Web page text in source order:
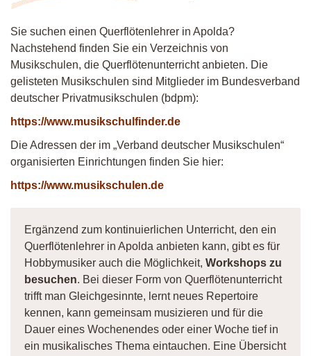
Sie suchen einen Querflötenlehrer in Apolda?
Nachstehend finden Sie ein Verzeichnis von
Musikschulen, die Querflötenunterricht anbieten. Die
gelisteten Musikschulen sind Mitglieder im Bundesverband
deutscher Privatmusikschulen (bdpm):
https://www.musikschulfinder.de
Die Adressen der im „Verband deutscher Musikschulen“
organisierten Einrichtungen finden Sie hier:
https://www.musikschulen.de
Ergänzend zum kontinuierlichen Unterricht, den ein
Querflötenlehrer in Apolda anbieten kann, gibt es für
Hobbymusiker auch die Möglichkeit, Workshops zu
besuchen. Bei dieser Form von Querflötenunterricht
trifft man Gleichgesinnte, lernt neues Repertoire
kennen, kann gemeinsam musizieren und für die
Dauer eines Wochenendes oder einer Woche tief in
ein musikalisches Thema eintauchen. Eine Übersicht